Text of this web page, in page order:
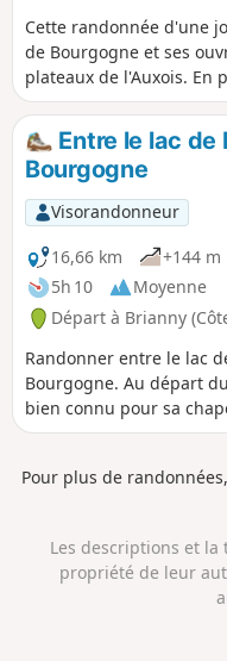
Cette randonnée d'une
de Bourgogne et ses
plateaux de l'Auxois. En
points de vue s'offriront
Entre le lac de
Bourgogne
Visorandonneur
16,66 km
+144 m
5h 10
Moyenne
Départ à Brianny
Randonner entre le lac
Bourgogne. Au départ
bien connu pour sa
et ses fresques de
partie du sentier
villages de Montigny-
chemins des Oiseaux.
de Bourgogne vous
reprendre le sentier
Pour plus de
Les descriptions et la
propriété de leur